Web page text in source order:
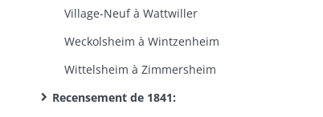
Village-Neuf à Wattwiller
Weckolsheim à Wintzenheim
Wittelsheim à Zimmersheim
Recensement de 1841: